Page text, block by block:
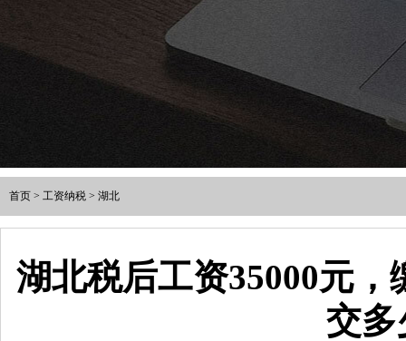
首页 > 工资纳税 > 湖北
湖北税后工资35000元
交多